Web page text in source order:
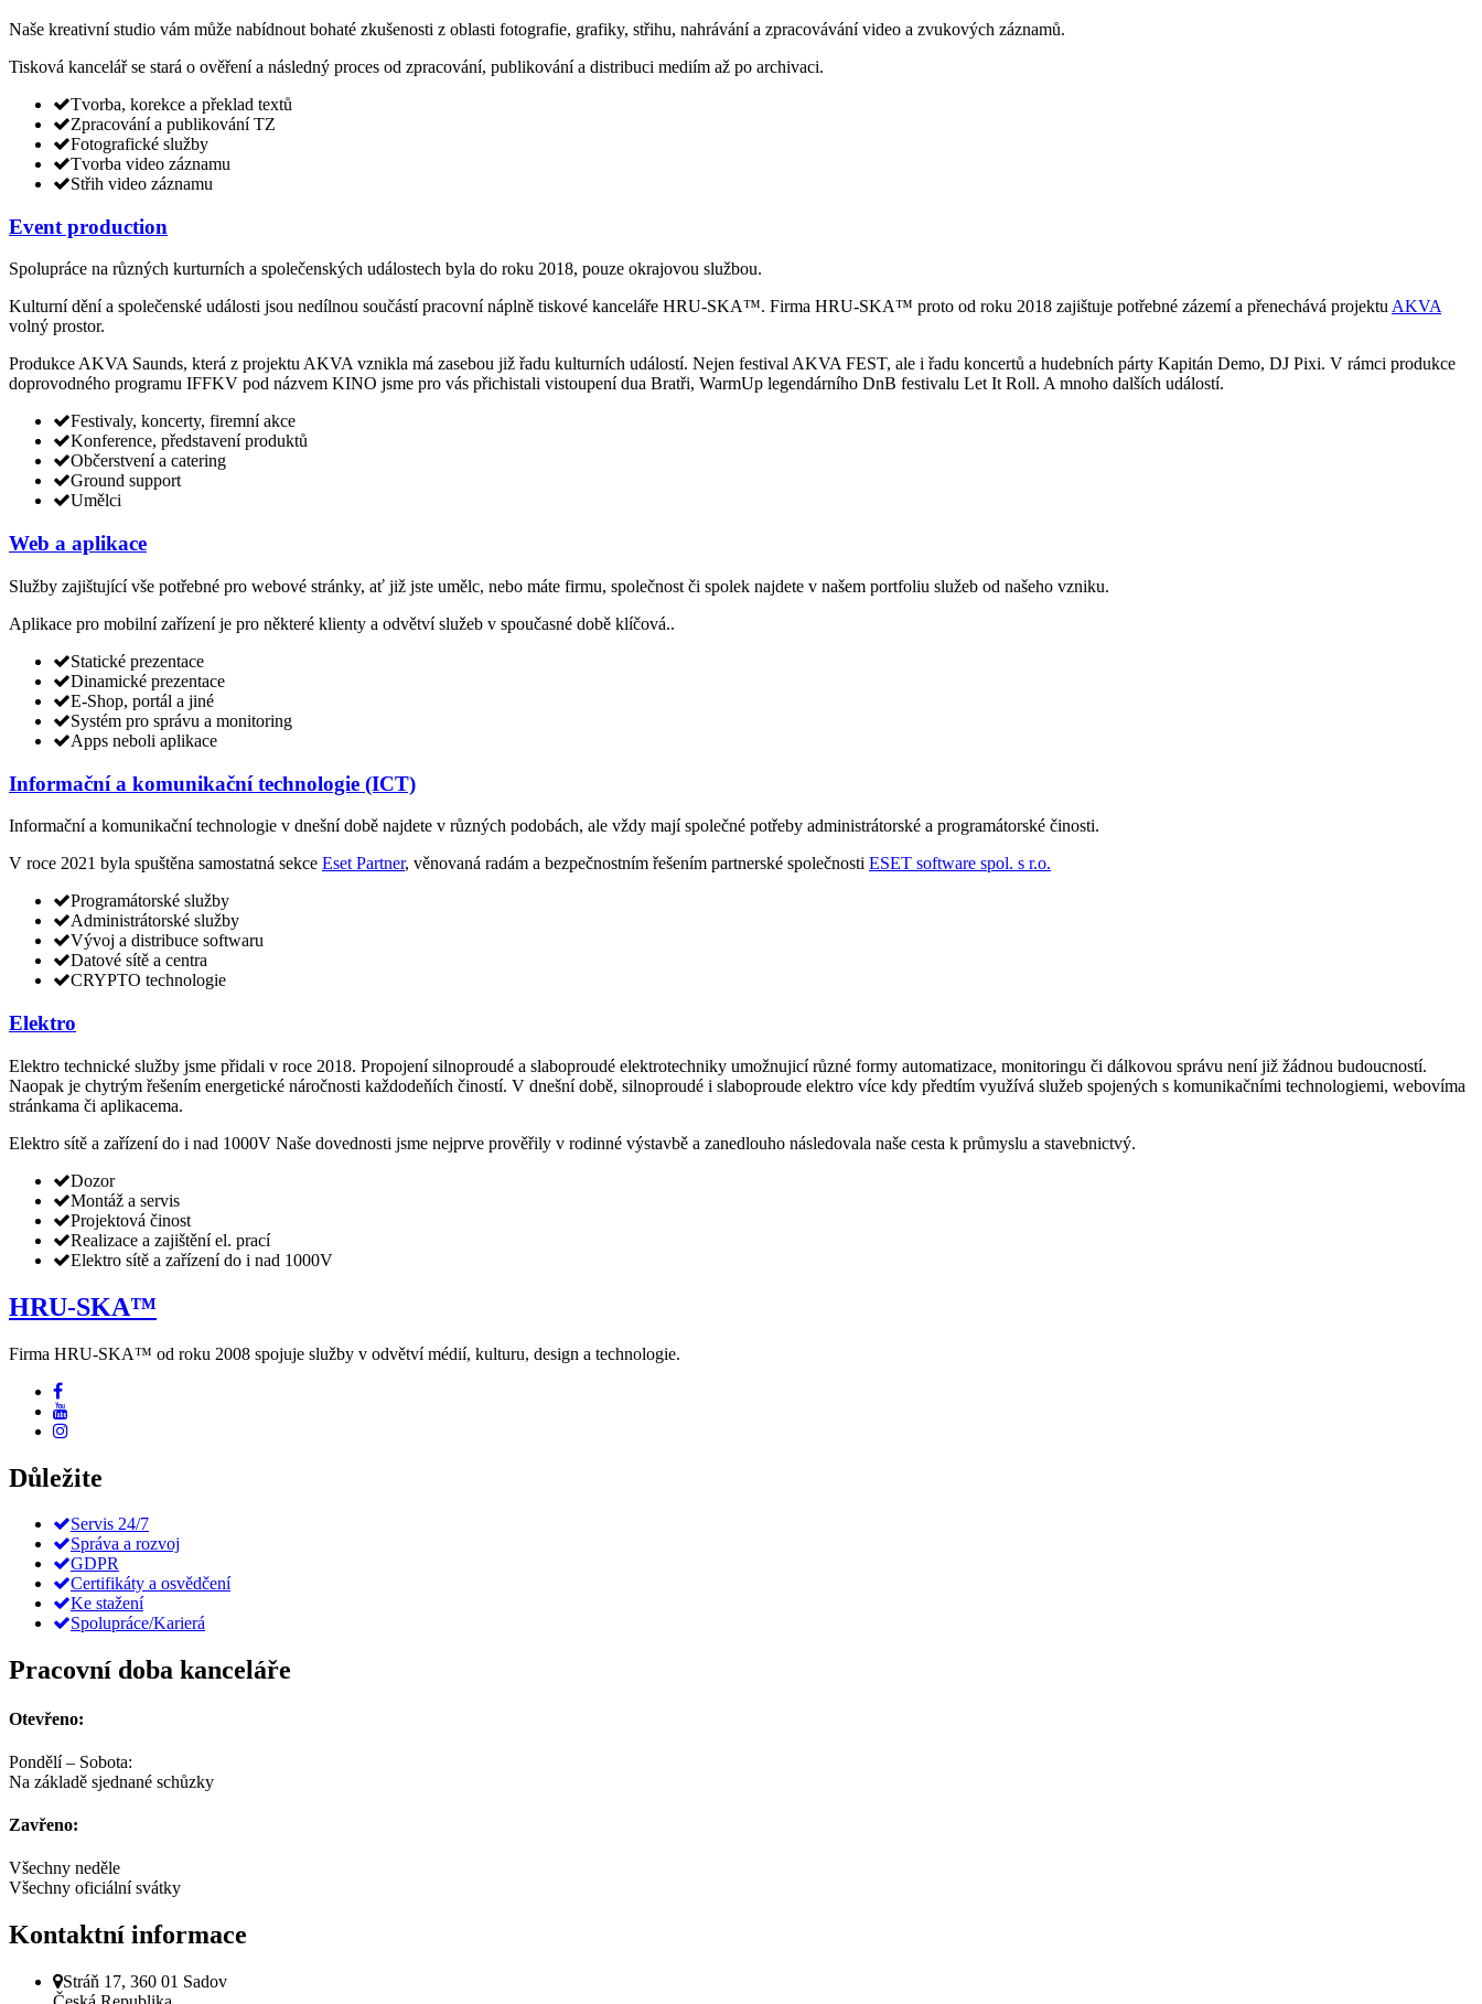
Naše kreativní studio vám může nabídnout bohaté zkušenosti z oblasti fotografie, grafiky, střihu, nahrávání a zpracovávání video a zvukových záznamů.
Tisková kancelář se stará o ověření a následný proces od zpracování, publikování a distribuci mediím až po archivaci.
Tvorba, korekce a překlad textů
Zpracování a publikování TZ
Fotografické služby
Tvorba video záznamu
Střih video záznamu
Event production
Spolupráce na různých kurturních a společenských událostech byla do roku 2018, pouze okrajovou službou.
Kulturní dění a společenské události jsou nedílnou součástí pracovní náplně tiskové kanceláře HRU-SKA™. Firma HRU-SKA™ proto od roku 2018 zajištuje potřebné zázemí a přenechává projektuAKVA
volný prostor.
Produkce AKVA Saunds, která z projektu AKVA vznikla má zasebou již řadu kulturních událostí. Nejen festival AKVA FEST, ale i řadu koncertů a hudebních párty Kapitán Demo, DJ Pixi. V rámci produkce
doprovodného programu IFFKV pod názvem KINO jsme pro vás přichistali vistoupení dua Bratři, WarmUp legendárního DnB festivalu Let It Roll. A mnoho dalších událostí.
Festivaly, koncerty, firemní akce
Konference, představení produktů
Občerstvení a catering
Ground support
Umělci
Web a aplikace
Služby zajištující vše potřebné pro webové stránky, ať již jste umělc, nebo máte firmu, společnost či spolek najdete v našem portfoliu služeb od našeho vzniku.
Aplikace pro mobilní zařízení je pro některé klienty a odvětví služeb v spoučasné době klíčová..
Statické prezentace
Dinamické prezentace
E-Shop, portál a jiné
Systém pro správu a monitoring
Apps neboli aplikace
Informační a komunikační technologie (ICT)
Informační a komunikační technologie v dnešní době najdete v různých podobách, ale vždy mají společné potřeby administrátorské a programátorské činosti.
V roce 2021 byla spuštěna samostatná sekce Eset Partner, věnovaná radám a bezpečnostním řešením partnerské společnosti ESET software spol. s r.o.
Programátorské služby
Administrátorské služby
Vývoj a distribuce softwaru
Datové sítě a centra
CRYPTO technologie
Elektro
Elektro technické služby jsme přidali v roce 2018. Propojení silnoproudé a slaboproudé elektrotechniky umožnujicí různé formy automatizace, monitoringu či dálkovou správu není již žádnou budoucností.
Naopak je chytrým řešením energetické náročnosti každodeňích čiností. V dnešní době, silnoproudé i slaboproude elektro více kdy předtím využívá služeb spojených s komunikačními technologiemi, webovíma
stránkama či aplikacema.
Elektro sítě a zařízení do i nad 1000V Naše dovednosti jsme nejprve prověřily v rodinné výstavbě a zanedlouho následovala naše cesta k průmyslu a stavebnictvý.
Dozor
Montáž a servis
Projektová činost
Realizace a zajištění el. prací
Elektro sítě a zařízení do i nad 1000V
HRU-SKA™
Firma HRU-SKA™ od roku 2008 spojuje služby v odvětví médií, kulturu, design a technologie.
Důležite
Servis 24/7
Správa a rozvoj
GDPR
Certifikáty a osvědčení
Ke stažení
Spolupráce/Karierá
Pracovní doba kanceláře
Otevřeno:
Pondělí – Sobota:
Na základě sjednané schůzky
Zavřeno:
Všechny neděle
Všechny oficiální svátky
Kontaktní informace
Stráň 17, 360 01 Sadov